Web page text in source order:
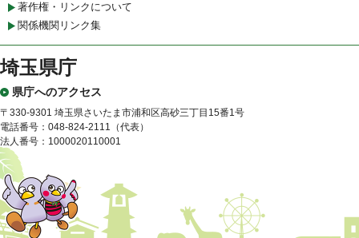
著作権・リンクについて
関係機関リンク集
埼玉県庁
県庁へのアクセス
〒330-9301 埼玉県さいたま市浦和区高砂三丁目15番1号
電話番号：048-824-2111（代表）
法人番号：1000020110001